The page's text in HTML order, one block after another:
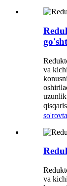
va
so'rov
va